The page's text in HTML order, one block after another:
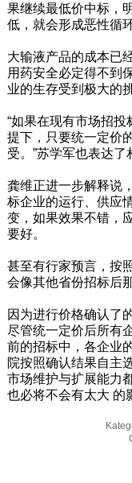
果继续最低价中标，
低，就会形成恶性循
大输液产品的成本已
用药安全必定得不到
业的生存受到极大的
“如果在现有市场招
提下，只要统一定价
受。”苏学军也表达了
龚维正进一步解释说
标企业的运行、供应
变，如果效果不错，
要好。
甚至有行家预言，按
会像其他省份招标后
因为进行价格确认了
尽管统一定价后所有
前的招标中，各企业
院按照确认结果自主
市场维护与扩展能力
也必将不会有太大 的